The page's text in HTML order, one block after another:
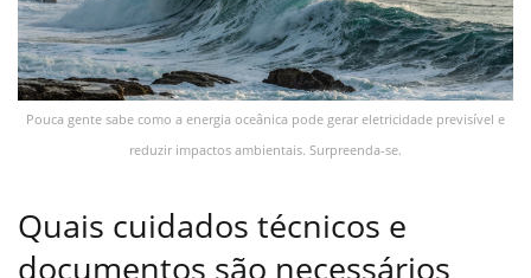
Pouca gente sabe como a energia oceânica pode gerar eletricidade previsível e
reduzir impactos ambientais. Surpreenda-se.
Quais cuidados técnicos e
documentos são necessários